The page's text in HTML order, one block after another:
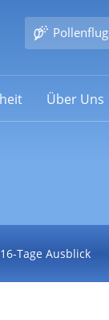
Pollenflug
Über Uns
16-Tage Ausblick